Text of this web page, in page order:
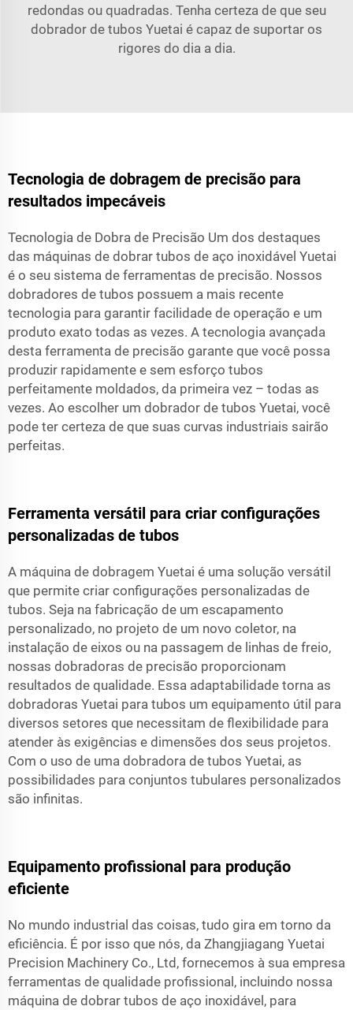
redondas ou quadradas. Tenha certeza de que seu
dobrador de tubos Yuetai é capaz de suportar os
rigores do dia a dia.
Tecnologia de dobragem de precisão para
resultados impecáveis
Tecnologia de Dobra de Precisão Um dos destaques
das máquinas de dobrar tubos de aço inoxidável Yuetai
é o seu sistema de ferramentas de precisão. Nossos
dobradores de tubos possuem a mais recente
tecnologia para garantir facilidade de operação e um
produto exato todas as vezes. A tecnologia avançada
desta ferramenta de precisão garante que você possa
produzir rapidamente e sem esforço tubos
perfeitamente moldados, da primeira vez – todas as
vezes. Ao escolher um dobrador de tubos Yuetai, você
pode ter certeza de que suas curvas industriais sairão
perfeitas.
Ferramenta versátil para criar configurações
personalizadas de tubos
A máquina de dobragem Yuetai é uma solução versátil
que permite criar configurações personalizadas de
tubos. Seja na fabricação de um escapamento
personalizado, no projeto de um novo coletor, na
instalação de eixos ou na passagem de linhas de freio,
nossas dobradoras de precisão proporcionam
resultados de qualidade. Essa adaptabilidade torna as
dobradoras Yuetai para tubos um equipamento útil para
diversos setores que necessitam de flexibilidade para
atender às exigências e dimensões dos seus projetos.
Com o uso de uma dobradora de tubos Yuetai, as
possibilidades para conjuntos tubulares personalizados
são infinitas.
Equipamento profissional para produção
eficiente
No mundo industrial das coisas, tudo gira em torno da
eficiência. É por isso que nós, da Zhangjiagang Yuetai
Precision Machinery Co., Ltd, fornecemos à sua empresa
ferramentas de qualidade profissional, incluindo nossa
máquina de dobrar tubos de aço inoxidável, para